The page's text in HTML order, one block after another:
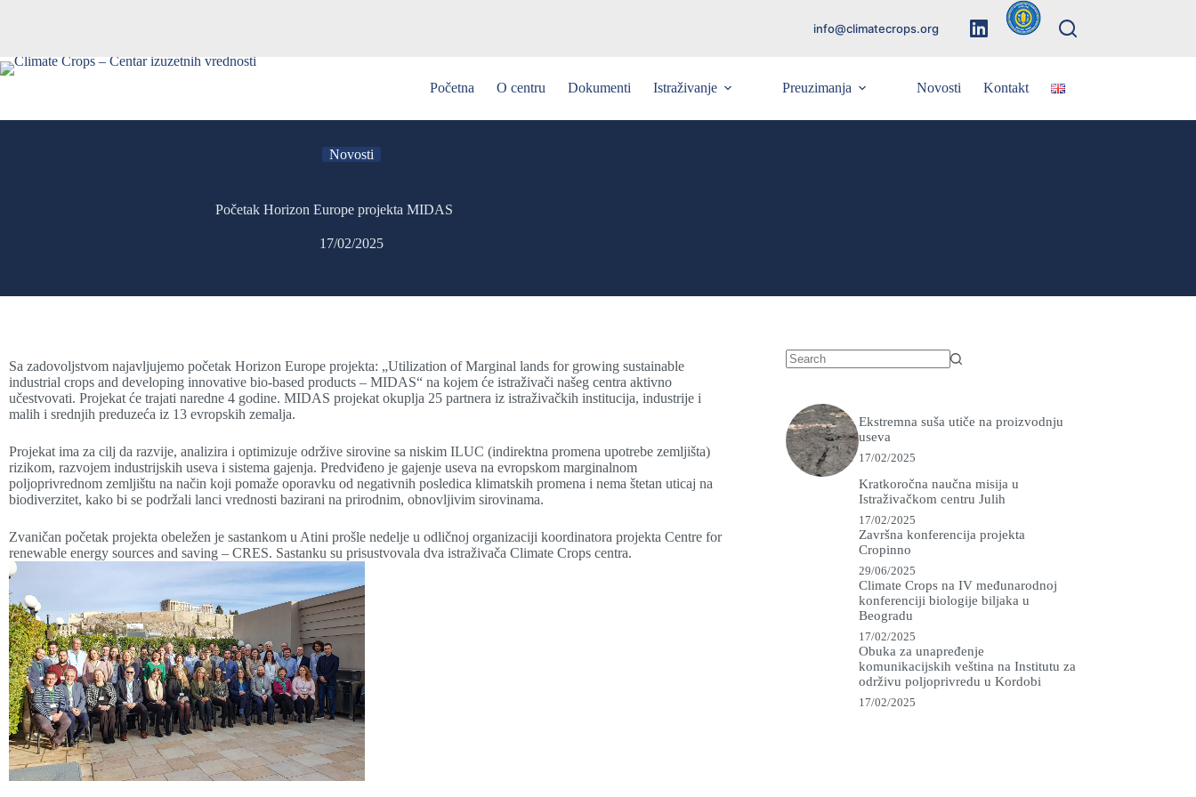
info@climatecrops.org
Početna O centru Dokumenti Istraživanje Preuzimanja Novosti Kontakt
Novosti
Početak Horizon Europe projekta MIDAS
17/02/2025
Sa zadovoljstvom najavljujemo početak Horizon Europe projekta: „Utilization of Marginal lands for growing sustainable
industrial crops and developing innovative bio-based products – MIDAS“ na kojem će istraživači našeg centra aktivno
učestvovati. Projekat će trajati naredne 4 godine. MIDAS projekat okuplja 25 partnera iz istraživačkih institucija, industrije i
malih i srednjih preduzeća iz 13 evropskih zemalja.
Projekat ima za cilj da razvije, analizira i optimizuje održive sirovine sa niskim ILUC (indirektna promena upotrebe zemljišta)
rizikom, razvojem industrijskih useva i sistema gajenja. Predviđeno je gajenje useva na evropskom marginalnom
poljoprivrednom zemljištu na način koji pomaže oporavku od negativnih posledica klimatskih promena i nema štetan uticaj na
biodiverzitet, kako bi se podržali lanci vrednosti bazirani na prirodnim, obnovljivim sirovinama.
Zvaničan početak projekta obeležen je sastankom u Atini prošle nedelje u odličnoj organizaciji koordinatora projekta Centre for
renewable energy sources and saving – CRES. Sastanku su prisustvovala dva istraživača Climate Crops centra.
Ekstremna suša utiče na proizvodnju
useva
17/02/2025
Kratkoročna naučna misija u
Istraživačkom centru Julih
17/02/2025
Završna konferencija projekta
Cropinno
29/06/2025
Climate Crops na IV međunarodnoj
konferenciji biologije biljaka u
Beogradu
17/02/2025
Obuka za unapređenje
komunikacijskih veština na Institutu za
održivu poljoprivredu u Kordobi
17/02/2025